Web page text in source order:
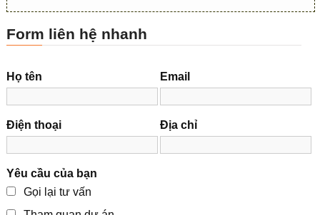
Form liên hệ nhanh
Họ tên Email
Điện thoại Địa chỉ
Yêu cầu của bạn
Gọi lại tư vấn